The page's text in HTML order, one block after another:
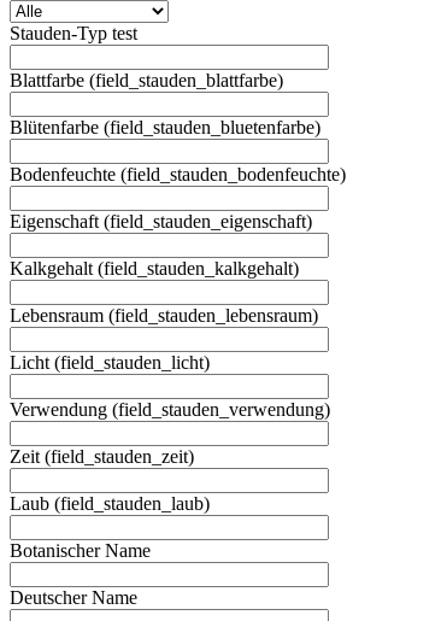
Stauden-Typ test
Blattfarbe (field_stauden_blattfarbe)
Blütenfarbe (field_stauden_bluetenfarbe)
Bodenfeuchte (field_stauden_bodenfeuchte)
Eigenschaft (field_stauden_eigenschaft)
Kalkgehalt (field_stauden_kalkgehalt)
Lebensraum (field_stauden_lebensraum)
Licht (field_stauden_licht)
Verwendung (field_stauden_verwendung)
Zeit (field_stauden_zeit)
Laub (field_stauden_laub)
Botanischer Name
Deutscher Name